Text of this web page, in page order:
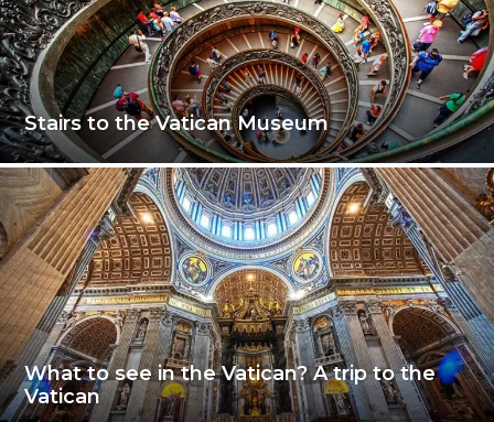
Stairs to the Vatican Museum
What to see in the Vatican? A trip to the
Vatican